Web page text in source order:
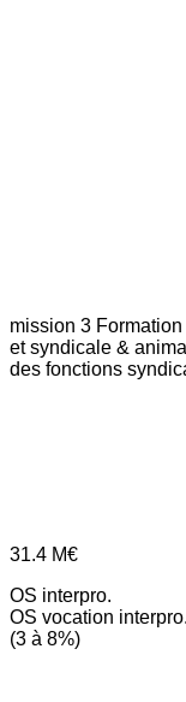
mission 3
et syndicale &
des fonctions
31.4 M€
OS interpro.
OS vocation interpro.
(3 à 8%)